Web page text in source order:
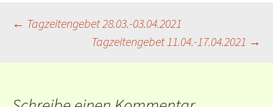
Beitragsnavigation
← Tagzeitengebet 28.03.-03.04.2021
Tagzeitengebet 11.04.-17.04.2021 →